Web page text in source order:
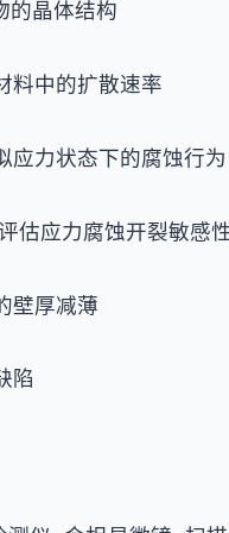
的晶体结构
料中的扩散速率
应力状态下的腐蚀行为
估应力腐蚀开裂敏感
壁厚减薄
陷